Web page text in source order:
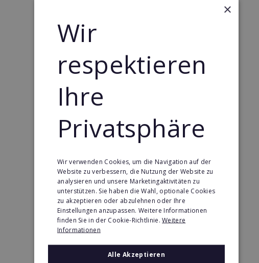
×
Wir
respektieren
Ihre
Privatsphäre
Wir verwenden Cookies, um die Navigation auf der
Website zu verbessern, die Nutzung der Website zu
analysieren und unsere Marketingaktivitäten zu
unterstützen. Sie haben die Wahl, optionale Cookies
zu akzeptieren oder abzulehnen oder Ihre
Einstellungen anzupassen. Weitere Informationen
finden Sie in der Cookie-Richtlinie.Weitere
Informationen
Alle Akzeptieren